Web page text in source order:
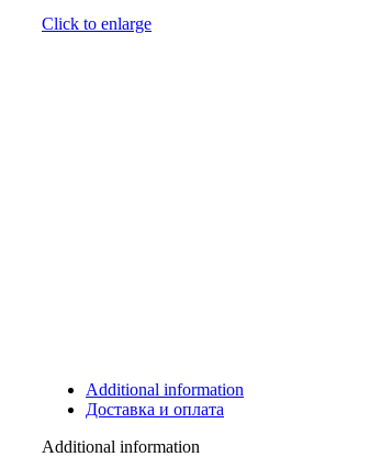
Click to enlarge
Additional information
Доставка и оплата
Additional information